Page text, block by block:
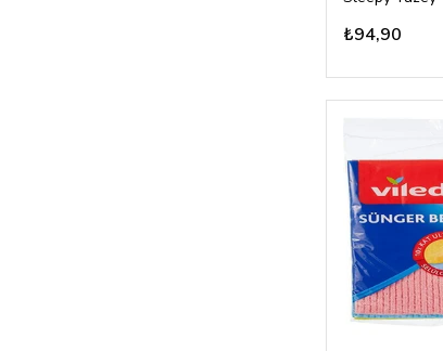
₺94,90